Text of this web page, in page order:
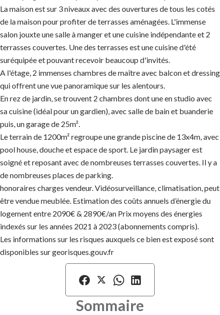
La maison est sur 3 niveaux avec des ouvertures de tous les cotés
de la maison pour profiter de terrasses aménagées. L'immense
salon jouxte une salle à manger et une cuisine indépendante et 2
terrasses couvertes. Une des terrasses est une cuisine d'été
suréquipée et pouvant recevoir beaucoup d'invités.
A l'étage, 2 immenses chambres de maître avec balcon et dressing
qui offrent une vue panoramique sur les alentours.
En rez de jardin, se trouvent 2 chambres dont une en studio avec
sa cuisine (idéal pour un gardien), avec salle de bain et buanderie
puis, un garage de 25m².
Le terrain de 1200m² regroupe une grande piscine de 13x4m, avec
pool house, douche et espace de sport. Le jardin paysager est
soigné et reposant avec de nombreuses terrasses couvertes. Il y a
de nombreuses places de parking.
honoraires charges vendeur. Vidéosurveillance, climatisation, peut
être vendue meublée. Estimation des coûts annuels d’énergie du
logement entre 2090€ & 2890€/an Prix moyens des énergies
indexés sur les années 2021 à 2023 (abonnements compris).
Les informations sur les risques auxquels ce bien est exposé sont
disponibles sur georisques.gouv.fr
Sommaire